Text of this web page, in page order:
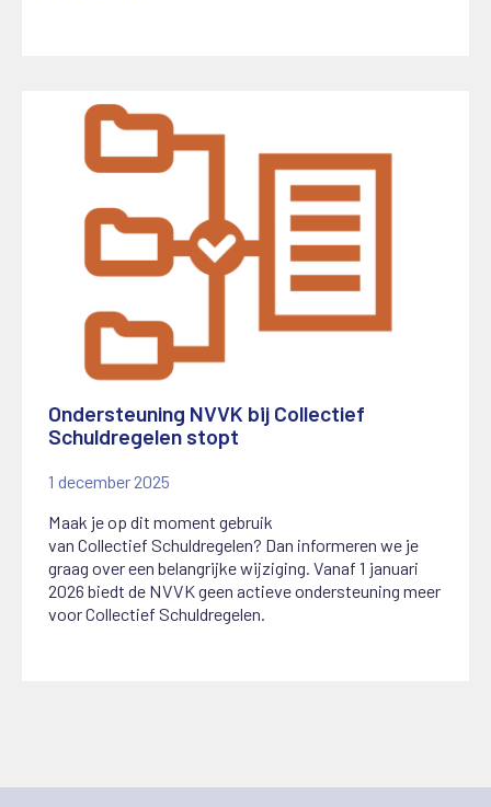
Ondersteuning NVVK bij Collectief
Schuldregelen stopt
1 december 2025
Maak je op dit moment gebruik
vanCollectiefSchuldregelen? Dan informeren we je
graag over een belangrijke wijziging. Vanaf 1 januari
2026 biedt de NVVK geen actieve ondersteuning meer
voor Collectief Schuldregelen.